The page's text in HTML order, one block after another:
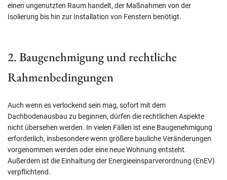
einen ungenutzten Raum handelt, der Maßnahmen von der
Isolierung bis hin zur Installation von Fenstern benötigt.
2. Baugenehmigung und rechtliche
Rahmenbedingungen
Auch wenn es verlockend sein mag, sofort mit dem
Dachbodenausbau zu beginnen, dürfen die rechtlichen Aspekte
nicht übersehen werden. In vielen Fällen ist eine Baugenehmigung
erforderlich, insbesondere wenn größere bauliche Veränderungen
vorgenommen werden oder eine neue Wohnung entsteht.
Außerdem ist die Einhaltung der Energieeinsparverordnung (EnEV)
verpflichtend.